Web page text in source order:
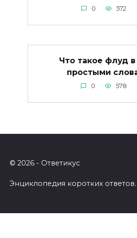
0 572
Что такое флуд в
простыми
0 578
© 2026 - Ответикус
Энциклопедия коротких ответов.